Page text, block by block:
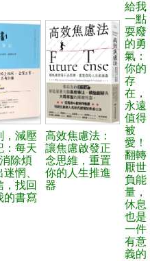
，減壓
：每天
除煩
惘、
，找回
的書寫
高效焦慮法：
讓焦慮啟發正
念思維，重置
你的人生推進
器
給我
一點
耍廢
的勇
氣：
你的
存
在，
永遠
值得
被
愛！
翻轉
厭世
負能
量，
休息
也是
一件
有意
義的